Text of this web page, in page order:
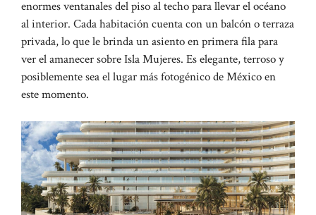
enormes ventanales del piso al techo para llevar el océano
al interior. Cada habitación cuenta con un balcón o terraza
privada, lo que le brinda un asiento en primera fila para
ver el amanecer sobre Isla Mujeres. Es elegante, terroso y
posiblemente sea el lugar más fotogénico de México en
este momento.